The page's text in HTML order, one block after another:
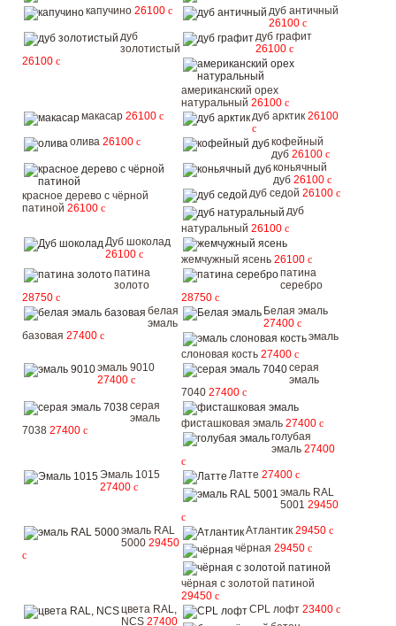
капучино 26100 c
дуб античный
26100 c
дуб
золотистый
26100 c
дуб графит
26100 c
американский орех
натуральный 26100 c
макасар 26100 c дуб арктик 26100
c
олива 26100 c
кофейный
дуб 26100 c
красное дерево с чёрной
патиной 26100 c
коньячный
дуб 26100 c
дуб седой 26100 c
дуб
натуральный 26100 c
Дуб шоколад
26100 c жемчужный ясень 26100 c
патина
золото
28750 c
патина
серебро
28750 c
белая
эмаль
базовая 27400 c
Белая эмаль
27400 c
эмаль
слоновая кость 27400 c
эмаль 9010
27400 c
серая
эмаль
7040 27400 c
серая
эмаль
7038 27400 c
фисташковая эмаль 27400 c
голубая
эмаль 27400
c
Эмаль 1015
27400 c
Латте 27400 c
эмаль RAL
5001 29450
c
эмаль RAL
5000 29450
c
Атлантик 29450 c
чёрная 29450 c
чёрная с золотой патиной
29450 c
цвета RAL,
NCS 27400
CPL лофт 23400 c